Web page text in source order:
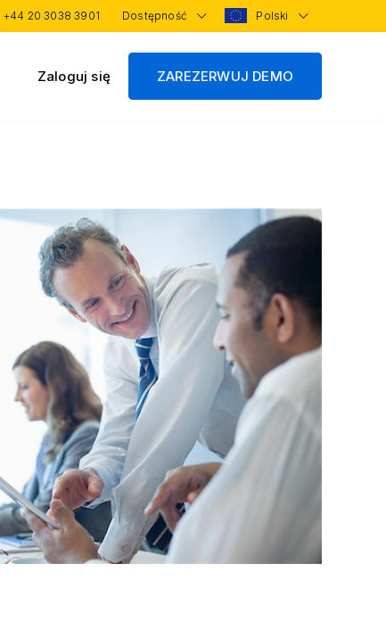
+44 20 3038 3901 Dostępność Polski
Zaloguj się ZAREZERWUJ DEMO